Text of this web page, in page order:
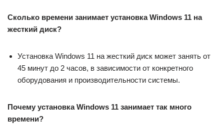
Сколько времени занимает установка Windows 11 на
жесткий диск?
Установка Windows 11 на жесткий диск может занять от
45 минут до 2 часов, в зависимости от конкретного
оборудования и производительности системы.
Почему установка Windows 11 занимает так много
времени?